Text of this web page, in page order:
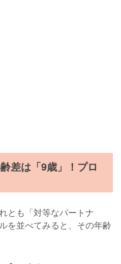
差は「9歳」！プロ
とも「対等なパートナ
を並べてみると、その年齢